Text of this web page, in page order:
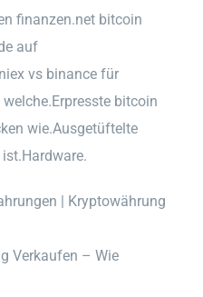
finanzen.net bitcoin
auf
vs binance für
bitcoin
wie.Ausgetüftelte
| Kryptowährung
Verkaufen – Wie